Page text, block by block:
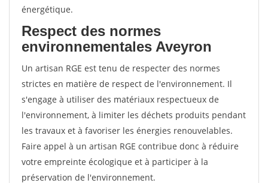
énergétique.
Respect des normes
environnementales Aveyron
Un artisan RGE est tenu de respecter des normes
strictes en matière de respect de l'environnement. Il
s'engage à utiliser des matériaux respectueux de
l'environnement, à limiter les déchets produits pendant
les travaux et à favoriser les énergies renouvelables.
Faire appel à un artisan RGE contribue donc à réduire
votre empreinte écologique et à participer à la
préservation de l'environnement.